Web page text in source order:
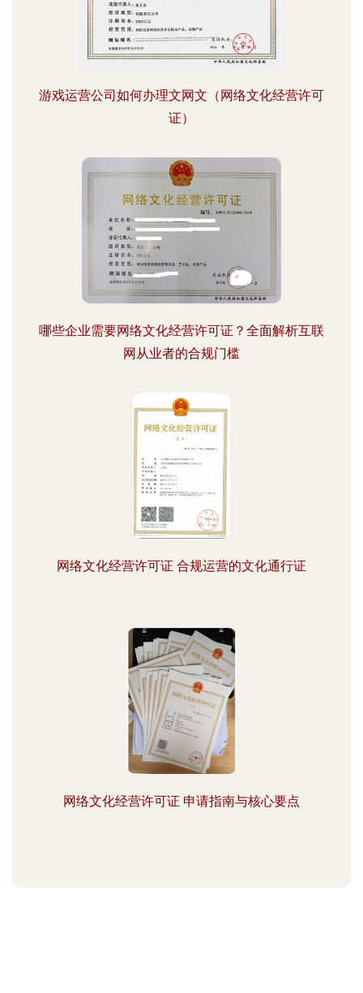
游戏运营公司如何办理文网文（网络文化经营许可
证）
哪些企业需要网络文化经营许可证？全面解析互联
网从业者的合规门槛
网络文化经营许可证 合规运营的文化通行证
网络文化经营许可证 申请指南与核心要点